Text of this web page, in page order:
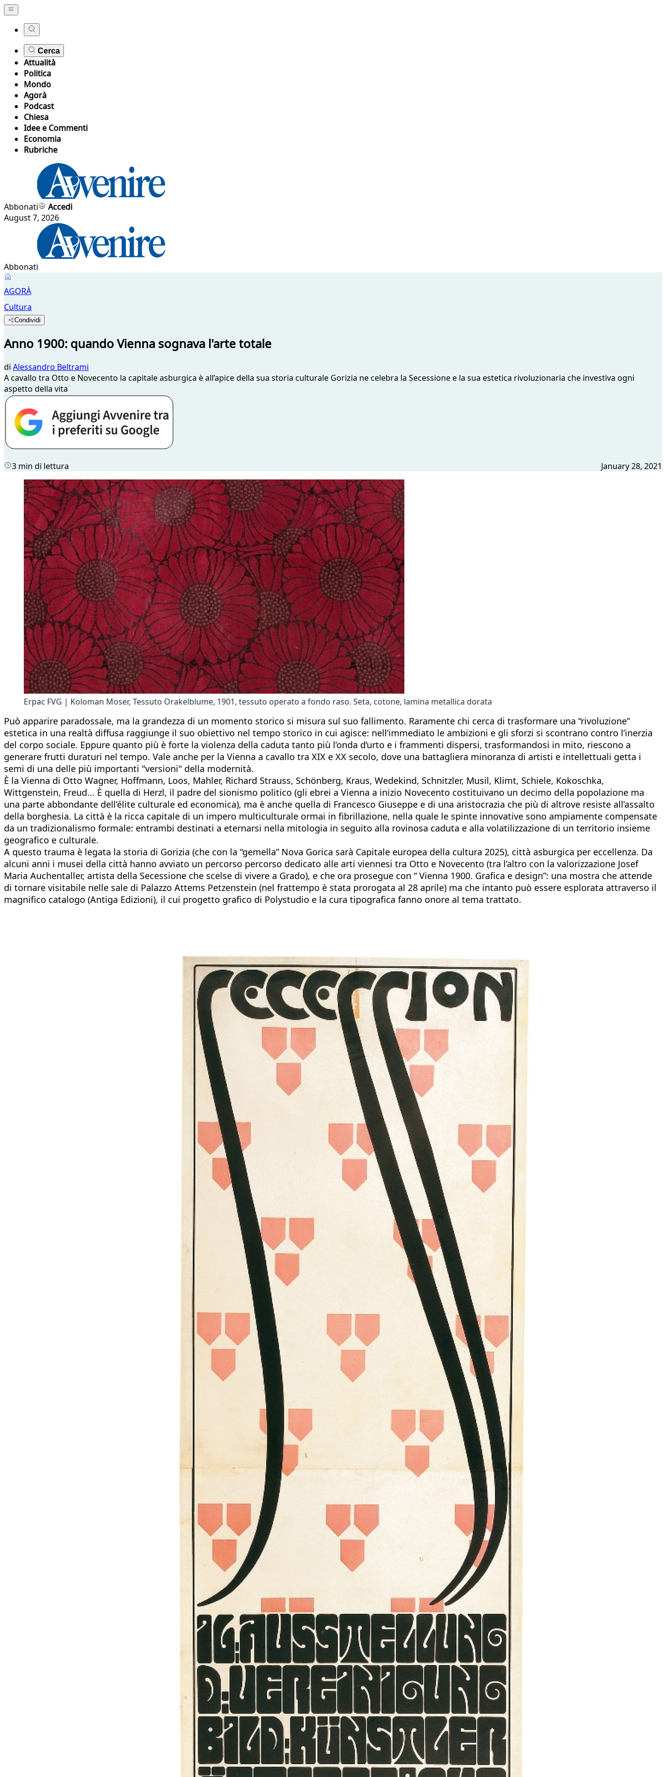
Cerca
Attualità
Politica
Mondo
Agorà
Podcast
Chiesa
Idee e Commenti
Economia
Rubriche
Abbonati
Accedi
August 7, 2026
Abbonati
AGORÀ
Cultura
Condividi
Anno 1900: quando Vienna sognava l'arte totale
di Alessandro Beltrami
A cavallo tra Otto e Novecento la capitale asburgica è all’apice della sua storia culturale Gorizia ne celebra la Secessione e la sua estetica rivoluzionaria che investiva ogni
aspetto della vita
3 min di lettura January 28, 2021
Erpac FVG | Koloman Moser, Tessuto Orakelblume, 1901, tessuto operato a fondo raso. Seta, cotone, lamina metallica dorata
Può apparire paradossale, ma la grandezza di un momento storico si misura sul suo fallimento. Raramente chi cerca di trasformare una “rivoluzione”
estetica in una realtà diffusa raggiunge il suo obiettivo nel tempo storico in cui agisce: nell’immediato le ambizioni e gli sforzi si scontrano contro l’inerzia
del corpo sociale. Eppure quanto più è forte la violenza della caduta tanto più l’onda d’urto e i frammenti dispersi, trasformandosi in mito, riescono a
generare frutti duraturi nel tempo. Vale anche per la Vienna a cavallo tra XIX e XX secolo, dove una battagliera minoranza di artisti e intellettuali getta i
semi di una delle più importanti "versioni" della modernità.
È la Vienna di Otto Wagner, Hoffmann, Loos, Mahler, Richard Strauss, Schönberg, Kraus, Wedekind, Schnitzler, Musil, Klimt, Schiele, Kokoschka,
Wittgenstein, Freud... È quella di Herzl, il padre del sionismo politico (gli ebrei a Vienna a inizio Novecento costituivano un decimo della popolazione ma
una parte abbondante dell’élite culturale ed economica), ma è anche quella di Francesco Giuseppe e di una aristocrazia che più di altrove resiste all’assalto
della borghesia. La città è la ricca capitale di un impero multiculturale ormai in fibrillazione, nella quale le spinte innovative sono ampiamente compensate
da un tradizionalismo formale: entrambi destinati a eternarsi nella mitologia in seguito alla rovinosa caduta e alla volatilizzazione di un territorio insieme
geografico e culturale.
A questo trauma è legata la storia di Gorizia (che con la “gemella” Nova Gorica sarà Capitale europea della cultura 2025), città asburgica per eccellenza. Da
alcuni anni i musei della città hanno avviato un percorso percorso dedicato alle arti viennesi tra Otto e Novecento (tra l’altro con la valorizzazione Josef
Maria Auchentaller, artista della Secessione che scelse di vivere a Grado), e che ora prosegue con “ Vienna 1900. Grafica e design”: una mostra che attende
di tornare visitabile nelle sale di Palazzo Attems Petzenstein (nel frattempo è stata prorogata al 28 aprile) ma che intanto può essere esplorata attraverso il
magnifico catalogo (Antiga Edizioni), il cui progetto grafico di Polystudio e la cura tipografica fanno onore al tema trattato.